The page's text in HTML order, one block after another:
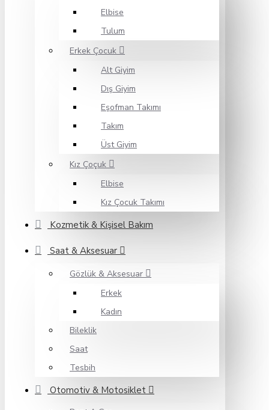
Elbise
Tulum
Erkek Çocuk
Alt Giyim
Dış Giyim
Eşofman Takımı
Takım
Üst Giyim
Kız Çoçuk
Elbise
Kız Çocuk Takımı
Kozmetik & Kişisel Bakım
Saat & Aksesuar
Gözlük & Aksesuar
Erkek
Kadın
Bileklik
Saat
Tesbih
Otomotiv & Motosiklet